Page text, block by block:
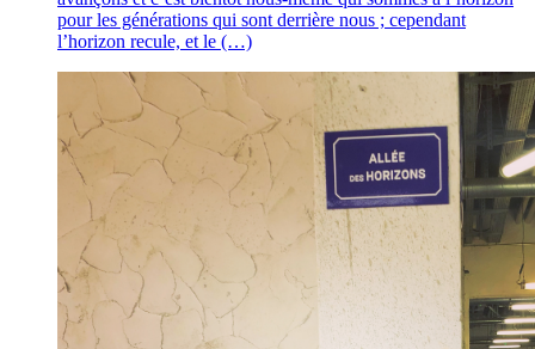
pour les générations qui sont derrière nous ; cependant
l’horizon recule, et le (…)